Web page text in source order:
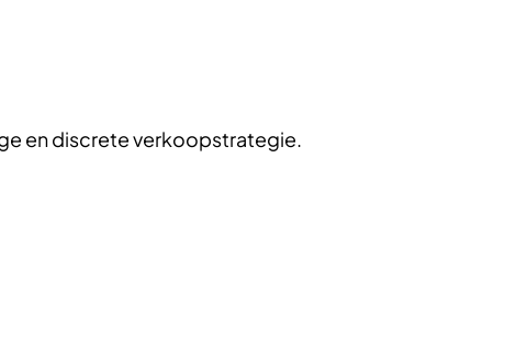
en discrete verkoopstrategie.